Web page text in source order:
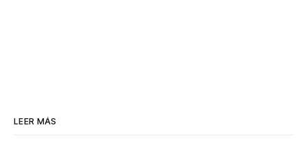
LEER MÁS